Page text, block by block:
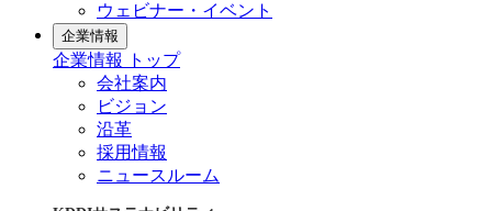
ウェビナー・イベント
企業情報
企業情報 トップ
会社案内
ビジョン
沿革
採用情報
ニュースルーム